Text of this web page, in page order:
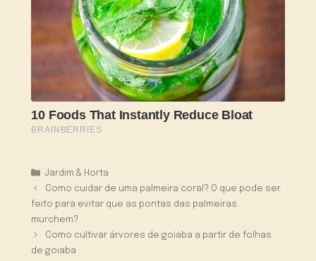
Categorias
Jardim & Horta
Como cuidar de uma palmeira coral? O que pode ser
feito para evitar que as pontas das palmeiras
murchem?
Como cultivar árvores de goiaba a partir de folhas
de goiaba